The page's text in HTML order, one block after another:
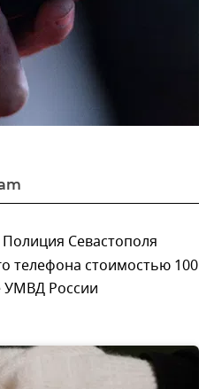
Полиция Севастополя
телефона стоимостью 100
УМВД России